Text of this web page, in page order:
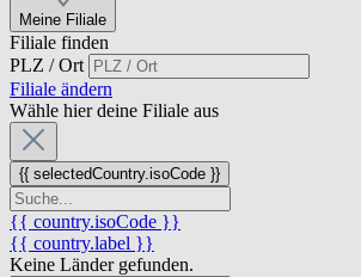
Meine Filiale
Filiale finden
PLZ / Ort
Filiale ändern
Wähle hier deine Filiale aus
{{ selectedCountry.isoCode }}
{{ country.isoCode }}
{{ country.label }}
Keine Länder gefunden.